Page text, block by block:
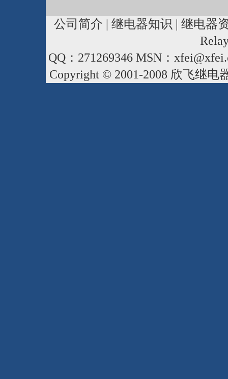
公司简介 | 继电器知识 | 继电器
QQ：271269346 MSN：
Copyright © 2001-2008 欣飞继电